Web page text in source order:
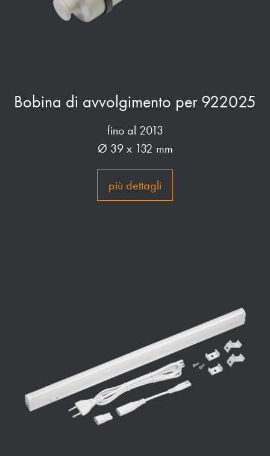
Bobina di avvolgimento per 922025
fino al 2013
Ø 39 x 132 mm
più dettagli